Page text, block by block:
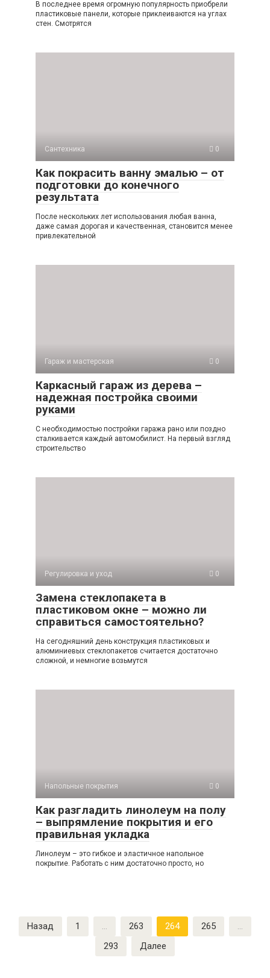
В последнее время огромную популярность приобрели
пластиковые панели, которые приклеиваются на углах
стен. Смотрятся
Сантехника 0
Как покрасить ванну эмалью – от
подготовки до конечного
результата
После нескольких лет использования любая ванна,
даже самая дорогая и качественная, становится менее
привлекательной
Гараж и мастерская 0
Каркасный гараж из дерева –
надежная постройка своими
руками
С необходимостью постройки гаража рано или поздно
сталкивается каждый автомобилист. На первый взгляд
строительство
Регулировка и уход 0
Замена стеклопакета в
пластиковом окне – можно ли
справиться самостоятельно?
На сегодняшний день конструкция пластиковых и
алюминиевых стеклопакетов считается достаточно
сложной, и немногие возьмутся
Напольные покрытия 0
Как разгладить линолеум на полу
– выпрямление покрытия и его
правильная укладка
Линолеум – это гибкое и эластичное напольное
покрытие. Работать с ним достаточно просто, но
Пагинация
записей
Назад 1 … 263 264 265
…
293
Далее